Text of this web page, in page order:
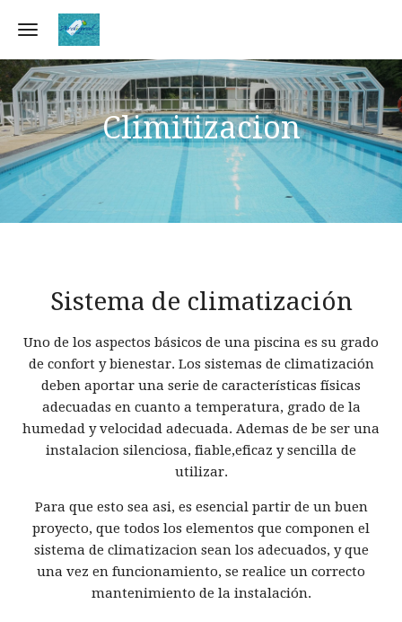
Toggle navigation
Climitizacion
Sistema de climatización
Uno de los aspectos básicos de una piscina es su grado
de confort y bienestar. Los sistemas de climatización
deben aportar una serie de características físicas
adecuadas en cuanto a temperatura, grado de la
humedad y velocidad adecuada. Ademas de be ser una
instalacion silenciosa, fiable,eficaz y sencilla de
utilizar.
Para que esto sea asi, es esencial partir de un buen
proyecto, que todos los elementos que componen el
sistema de climatizacion sean los adecuados, y que
una vez en funcionamiento, se realice un correcto
mantenimiento de la instalación.